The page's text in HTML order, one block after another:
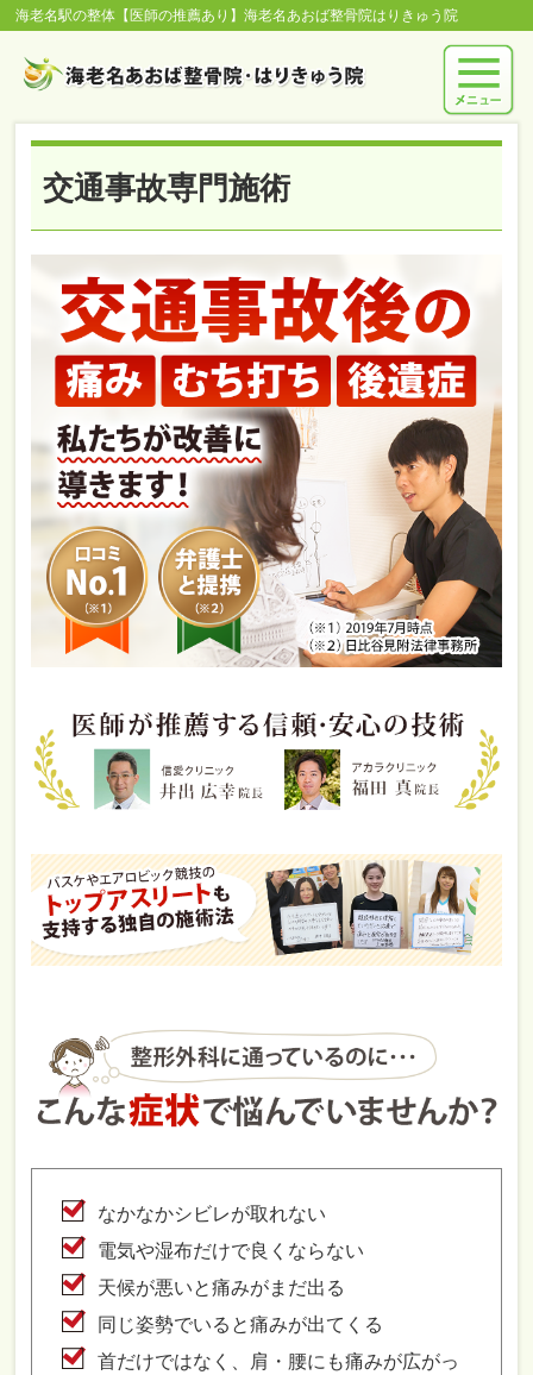
海老名駅の整体【医師の推薦あり】海老名あおば整骨院はりきゅう院
交通事故専門施術
なかなかシビレが取れない
電気や湿布だけで良くならない
天候が悪いと痛みがまだ出る
同じ姿勢でいると痛みが出てくる
首だけではなく、肩・腰にも痛みが広がっ